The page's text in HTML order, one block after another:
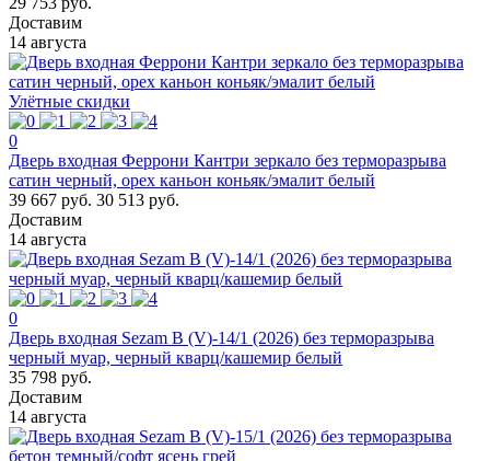
Доставим
14 августа
Улётные скидки
0
Дверь входная Феррони Кантри зеркало без терморазрыва
сатин черный, орех каньон коньяк/эмалит белый
39 667 руб. 30 513 руб.
Доставим
14 августа
0
Дверь входная Sezam В (V)-14/1 (2026) без терморазрыва
черный муар, черный кварц/кашемир белый
35 798 руб.
Доставим
14 августа